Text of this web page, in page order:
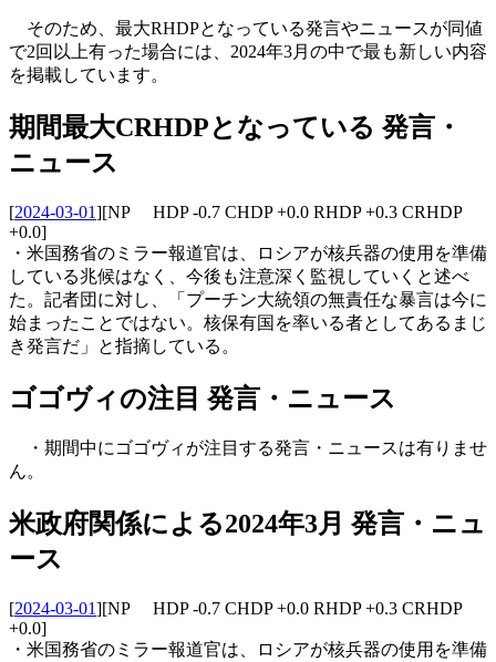
そのため、最大RHDPとなっている発言やニュースが同値
で2回以上有った場合には、2024年3月の中で最も新しい内容
を掲載しています。
期間最大CRHDPとなっている 発言・
ニュース
[2024-03-01][NP HDP -0.7 CHDP +0.0 RHDP +0.3 CRHDP
+0.0]
・米国務省のミラー報道官は、ロシアが核兵器の使用を準備
している兆候はなく、今後も注意深く監視していくと述べ
た。記者団に対し、「プーチン大統領の無責任な暴言は今に
始まったことではない。核保有国を率いる者としてあるまじ
き発言だ」と指摘している。
ゴゴヴィの注目 発言・ニュース
・期間中にゴゴヴィが注目する発言・ニュースは有りませ
ん。
米政府関係による2024年3月 発言・ニュ
ース
[2024-03-01][NP HDP -0.7 CHDP +0.0 RHDP +0.3 CRHDP
+0.0]
・米国務省のミラー報道官は、ロシアが核兵器の使用を準備